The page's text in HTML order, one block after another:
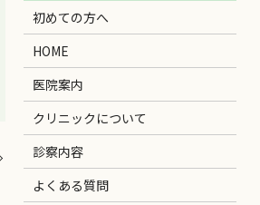
初めての方へ
HOME
医院案内
クリニックについて
診察内容
よくある質問